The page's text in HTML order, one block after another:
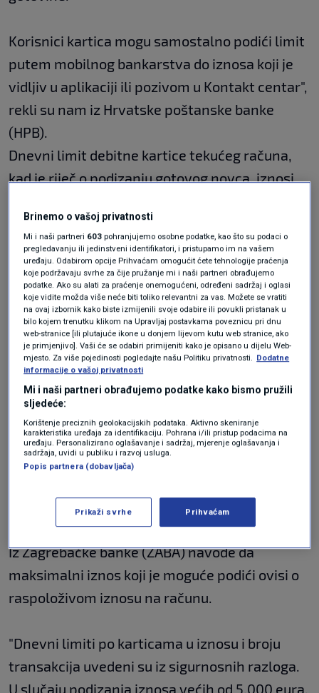
Korisnici kartica mogu samostalno podići limit
putem mobilnog bankarstva do iznosa koji je
vidljiv u aplikaciji ili pozivom u Kontakt centar",
rekli su nam iz Hrvatske poštanske banke
(HPB).
Dnevni limit debitne kartice tekućeg računa,
kad je riječ o podizanju gotovog novca, iznosi
računa pri podizanju gotovog novca je nešto
niži i iznosi 540 eura.
Dnevni limit Visa kartice na rate je 400 eura,
Visa prepaid kartice je 670 eura, a Visa 'jedna
za sve kartica' je također 400 eura, u slučaju da
podižete gotovinu s bankomata. Dnevni limiti
za Mastercard Pošta & HPB kartice iznose 270
eura, dok za Zlatnu karticu 1.330 eura.
Više detalja možete pogledatiOVDJE.
ZABA
Iz Zagrebačke banke (ZABA) navode da
maksimalni iznos koji je moguće podići ovisi o
raspoloživom iznosu na računu.
"Dnevni limiti po karticama u iznosu i broju
transakcija uvedeni su iz sigurnosnih razloga.
U slučaju podizanja iznosa većih od 5.000 eura,
Brinemo o vašoj privatnosti
Mi i naši partneri 603 pohranjujemo osobne podatke, kao što su podaci o
pregledavanju ili jedinstveni identifikatori, i pristupamo im na vašem
uređaju. Odabirom opcije Prihvaćam omogućit ćete tehnologije praćenja
koje podržavaju svrhe za čije pružanje mi i naši partneri obrađujemo
podatke. Ako su alati za praćenje onemogućeni, određeni sadržaj i oglasi
koje vidite možda više neće biti toliko relevantni za vas. Možete se vratiti
na ovaj izbornik kako biste izmijenili svoje odabire ili povukli pristanak u
bilo kojem trenutku klikom na Upravljaj postavkama poveznicu pri dnu
web-stranice [ili plutajuće ikone u donjem lijevom kutu web stranice, ako
je primjenjivo]. Vaši će se odabiri primijeniti kako je opisano u dijelu Web-
mjesto. Za više pojedinosti pogledajte našu Politiku privatnosti. Dodatne
informacije o vašoj privatnosti
Mi i naši partneri obrađujemo podatke kako bismo pružili
sljedeće:
Korištenje preciznih geolokacijskih podataka. Aktivno skeniranje
karakteristika uređaja za identifikaciju. Pohrana i/ili pristup podacima na
uređaju. Personalizirano oglašavanje i sadržaj, mjerenje oglašavanja i
sadržaja, uvidi u publiku i razvoj usluga.
Popis partnera (dobavljača)
Prikaži svrhe Prihvaćam